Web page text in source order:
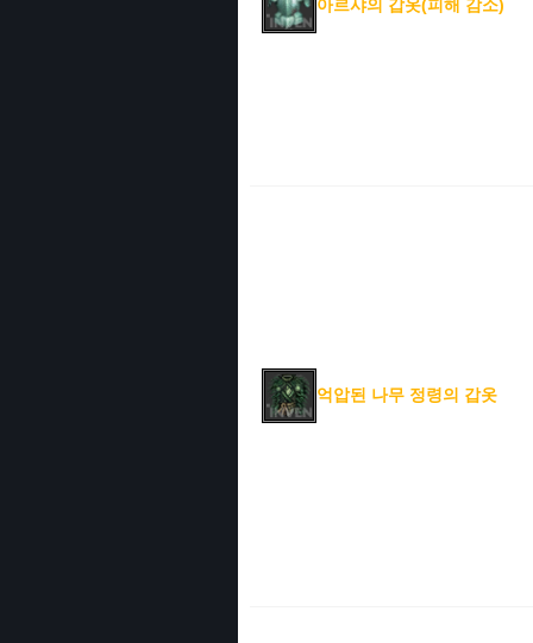
아르샤의 갑옷(피해 감소)
억압된 나무 정령의 갑옷